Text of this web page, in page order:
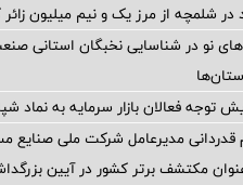
در شلمچه از مرز یک و نیم میلیون
نو در شناسایی نخبگان استانی
توجه فعالان بازار سرمایه به نماد
قدردانی مدیرعامل شرکت ملی صنایع
مکتشف برتر کشور در آیین